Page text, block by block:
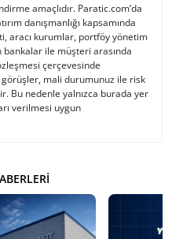
amaçlıdır. Paratic.com’da
danışmanlığı kapsamında
aracı kurumlar, portföy yönetim
ile müşteri arasında
çerçevesinde
mali durumunuz ile risk
Bu nedenle yalnızca burada yer
verilmesi uygun